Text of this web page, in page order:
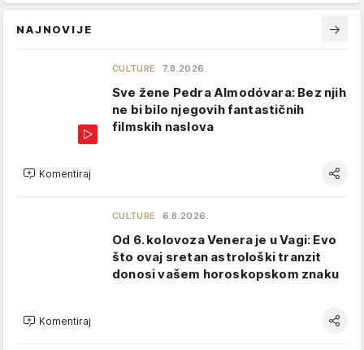
NAJNOVIJE
CULTURE 7.8.2026.
Sve žene Pedra Almodóvara: Bez njih
ne bi bilo njegovih fantastičnih
filmskih naslova
Komentiraj
CULTURE 6.8.2026.
Od 6. kolovoza Venera je u Vagi: Evo
što ovaj sretan astrološki tranzit
donosi vašem horoskopskom znaku
Komentiraj